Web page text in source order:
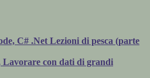
C# .Net Lezioni di pesca (parte
Lavorare con dati di grandi